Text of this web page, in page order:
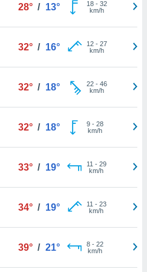
28° / 13° 18- 32
km/h
32° / 16° 12- 27
km/h
32° / 18° 22- 46
km/h
32° / 18° 9- 28
km/h
33° / 19° 11 - 29
km/h
34° / 19° 11 - 23
km/h
39° / 21° 8- 22
km/h